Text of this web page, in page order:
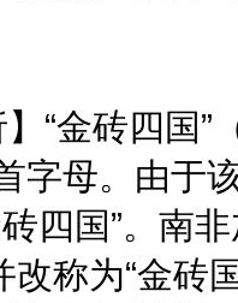
金砖四国”
字母。由于
四国”。南
改称为“金